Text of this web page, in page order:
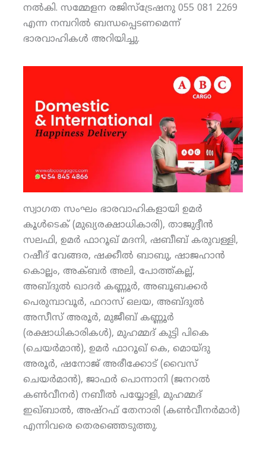
നല്‍കി. സമ്മേളന രജിസ്‌ട്രേഷനു 055 081 2269
എന്ന നമ്പറില്‍ ബന്ധപ്പെടണമെന്ന്
ഭാരവാഹികള്‍ അറിയിച്ചു.
സ്വാഗത സംഘം ഭാരവാഹികളായി ഉമര്‍
കൂള്‍ടെക് (മുഖ്യരക്ഷാധികാരി), താജുദ്ദീന്‍
സലഫി, ഉമര്‍ ഫാറൂഖ് മദനി, ഷബീബ് കരുവള്ളി,
റഷീദ് വേങ്ങര, ഷക്കീല്‍ ബാബു, ഷാജഹാന്‍
കൊല്ലം, അക്ബര്‍ അലി, പോത്ത്കല്ല്,
അബ്ദുല്‍ ഖാദര്‍ കണ്ണൂര്‍, അബൂബക്കര്‍
പെരുമ്പാവൂര്‍, ഫറാസ് ഒലയ, അബ്ദുല്‍
അസീസ് അരൂര്‍, മുജീബ് കണ്ണൂര്‍
(രക്ഷാധികാരികള്‍), മുഹമ്മദ് കുട്ടി പികെ
(ചെയര്‍മാന്‍), ഉമര്‍ ഫാറൂഖ് കെ, മൊയ്ദു
അരൂര്‍, ഷനോജ് അരീക്കോട് (വൈസ്
ചെയര്‍മാന്‍), ജാഫര്‍ പൊന്നാനി (ജനറല്‍
കണ്‍വീനര്‍) നബീല്‍ പയ്യോളി, മുഹമ്മദ്
ഇഖ്ബാല്‍, അഷ്‌റഫ് തേനാരി (കണ്‍വീനര്‍മാര്‍)
എന്നിവരെ തെരഞ്ഞെടുത്തു.